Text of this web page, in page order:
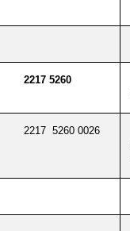
2217 5260
2217 5260 0026